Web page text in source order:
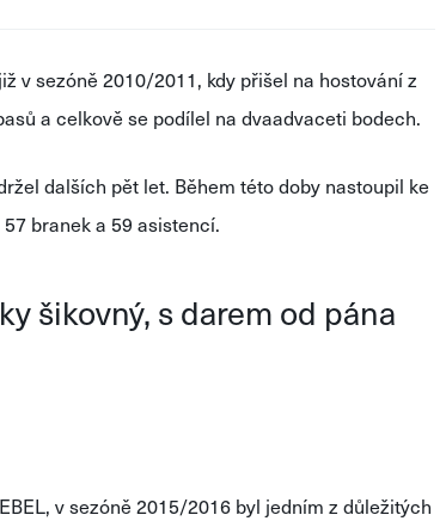
v sezóně 2010/2011, kdy přišel na hostování z
a celkově se podílel na dvaadvaceti bodech.
dalších pět let. Během této doby nastoupil ke
branek a 59 asistencí.
šikovný, s darem od pána
v sezóně 2015/2016 byl jedním z důležitých